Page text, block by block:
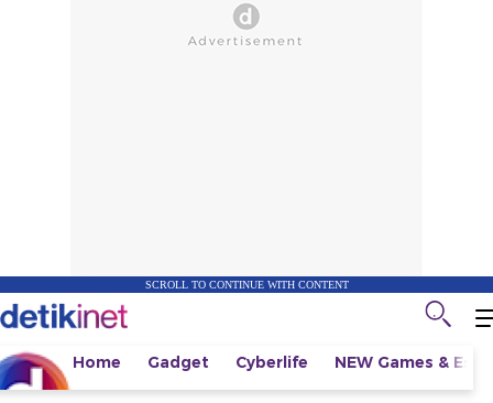
SCROLL TO CONTINUE WITH CONTENT
Home Gadget Cyberlife NEW Games &